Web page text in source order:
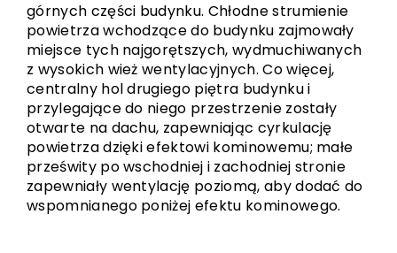
górnych części budynku. Chłodne strumienie
powietrza wchodzące do budynku zajmowały
miejsce tych najgorętszych, wydmuchiwanych
z wysokich wież wentylacyjnych. Co więcej,
centralny hol drugiego piętra budynku i
przylegające do niego przestrzenie zostały
otwarte na dachu, zapewniając cyrkulację
powietrza dzięki efektowi kominowemu; małe
prześwity po wschodniej i zachodniej stronie
zapewniały wentylację poziomą, aby dodać do
wspomnianego poniżej efektu kominowego.